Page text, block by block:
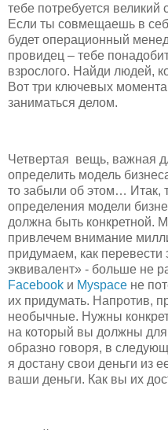
тебе потребуется великий
Если ты совмещаешь в
будет операционный
провидец – тебе
взрослого. Найди людей,
Вот три ключевых момента
заниматься делом.
Четвертая вещь, важная
определить модель
то забыли об этом… Итак,
определения модели
должна быть конкретной.
привлечем внимание
придумаем, как
эквивалент» - больше не
Facebook и Myspace не
их придумать. Напротив,
необычные. Нужны
на который вы должны для
образно говоря, в
я достану свои деньги из
ваши деньги. Как вы их